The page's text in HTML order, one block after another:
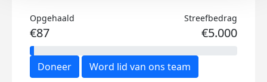
Opgehaald
€87
Streefbedrag
€5.000
Doneer Word lid van ons team